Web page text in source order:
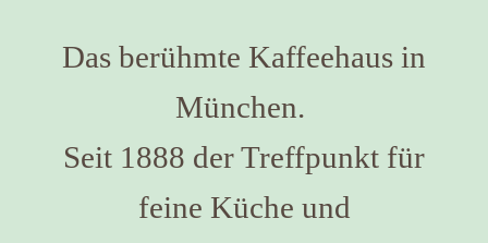
Das berühmte Kaffeehaus in
München.
Seit 1888 der Treffpunkt für
feine Küche und